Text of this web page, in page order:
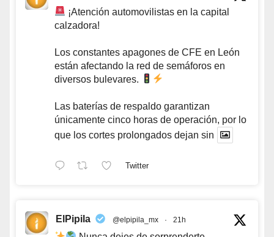
¡Atención automovilistas en la capital
calzadora!
Los constantes apagones de CFE en León
están afectando la red de semáforos en
diversos bulevares.
Las baterías de respaldo garantizan
únicamente cinco horas de operación, por lo
que los cortes prolongados dejan sin
Twitter
ElPipila @elpipila_mx · 21h